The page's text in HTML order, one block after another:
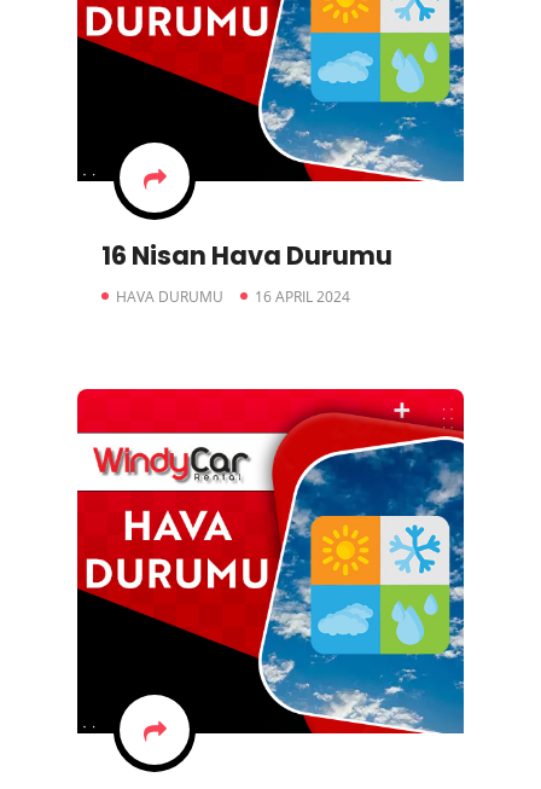
16 Nisan Hava Durumu
HAVA DURUMU 16 APRIL 2024